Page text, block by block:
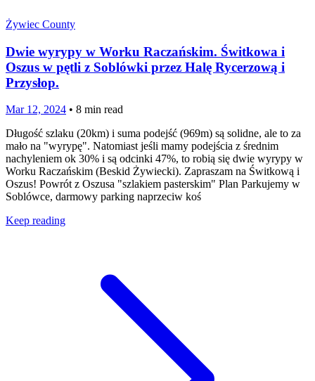
Żywiec County
Dwie wyrypy w Worku Raczańskim. Świtkowa i
Oszus w pętli z Soblówki przez Halę Rycerzową i
Przysłop.
Mar 12, 2024 • 8 min read
Długość szlaku (20km) i suma podejść (969m) są solidne, ale to za
mało na "wyrypę". Natomiast jeśli mamy podejścia z średnim
nachyleniem ok 30% i są odcinki 47%, to robią się dwie wyrypy w
Worku Raczańskim (Beskid Żywiecki). Zapraszam na Świtkową i
Oszus! Powrót z Oszusa "szlakiem pasterskim" Plan Parkujemy w
Soblówce, darmowy parking naprzeciw koś
Keep reading